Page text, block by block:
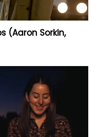
(Aaron Sorkin,